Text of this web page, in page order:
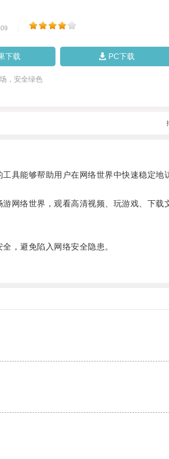
下载 PC下载
，安全绿色
能够帮助用户在网络世界中快速稳定地
络世界，观看高清视频、玩游戏、下载
，避免陷入网络安全隐患。